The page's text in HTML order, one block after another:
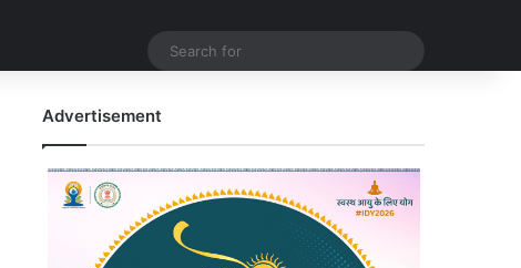
Advertisement